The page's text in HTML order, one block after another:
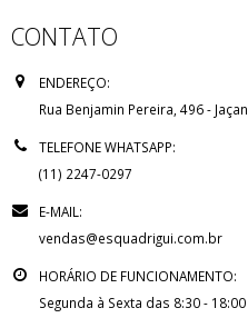
CONTATO
ENDEREÇO:
Rua Benjamin Pereira, 496 -
TELEFONE WHATSAPP:
(11) 2247-0297
E-MAIL:
vendas@esquadrigui.com.br
HORÁRIO DE FUNCIONAMENTO:
Segunda à Sexta das 8:30 - 18:00